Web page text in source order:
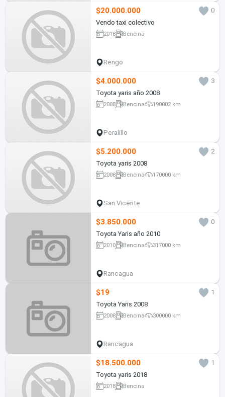
$20.000.000
0
Vendo taxi colectivo
2018 Bencina
Rengo
$4.000.000
3
Toyota yaris año 2008
2008 Bencina 190002 km
Peralillo
$5.200.000
2
Toyota yaris 2008
2008 Bencina 170000 km
San Vicente
$3.850.000
0
Toyota Yaris año 2010
2010 Bencina 317000 km
Rancagua
$19
1
Toyota Yaris 2008
2008 Bencina 300000 km
Rancagua
$18.500.000
1
Toyota yaris 2018
2018 Bencina